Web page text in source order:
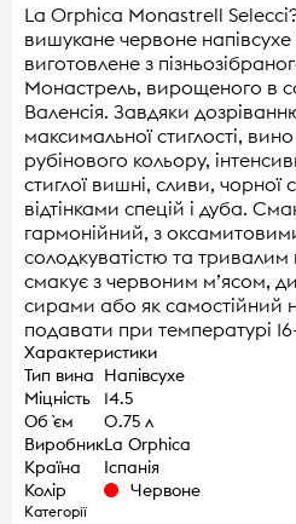
La Orphica Monastrell
вишукане червоне напівсухе
виготовлене з
Монастрель, вирощеного в
Валенсія. Завдяки
максимальної стиглості,
рубінового кольору,
стиглої вишні, сливи,
відтінками спецій і дуба.
гармонійний, з
солодкуватістю та
смакує з червоним м’ясом,
сирами або як самостійний
подавати при температурі
Характеристики
Тип вина Напівсухе
Міцність
14.5
Об `єм
0.75 л
ВиробникLa Orphica
Країна
Іспанія
Колір
Червоне
Категорії